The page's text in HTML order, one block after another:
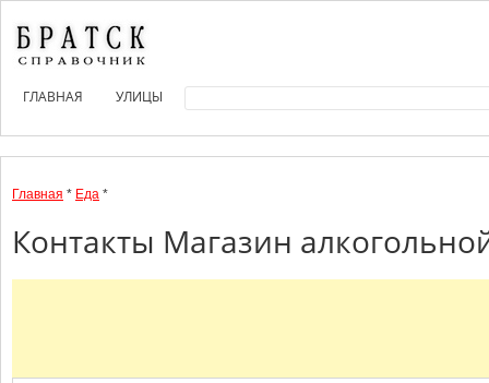
ГЛАВНАЯ УЛИЦЫ
Главная * Еда *
Контакты Магазин